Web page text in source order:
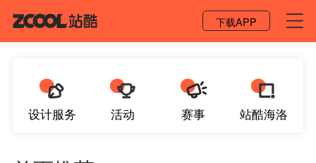
下载APP
设计服务 活动 赛事 站酷海洛